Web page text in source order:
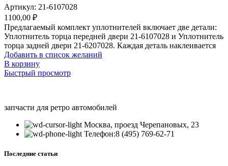
Артикул: 21-6107028
1100,00 ₽
Предлагаемый комплект уплотнителей включает две детали:
Уплотнитель торца передней двери 21-6107028 и Уплотнитель
торца задней двери 21-6207028. Каждая деталь наклеивается
Добавить в список желаний
В корзину
Быстрый просмотр
запчасти для ретро автомобилей
Москва, проезд Черепановых, 23
Телефон:8 (495) 769-62-71
Последние статьи